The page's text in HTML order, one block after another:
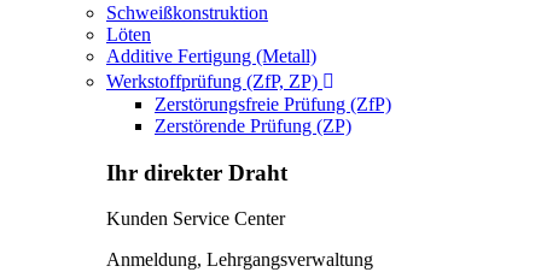
Schweißkonstruktion
Löten
Additive Fertigung (Metall)
Werkstoffprüfung (ZfP, ZP) Toggle Dropdown
Zerstörungsfreie Prüfung (ZfP)
Zerstörende Prüfung (ZP)
Ihr direkter Draht
Kunden Service Center
Anmeldung, Lehrgangsverwaltung